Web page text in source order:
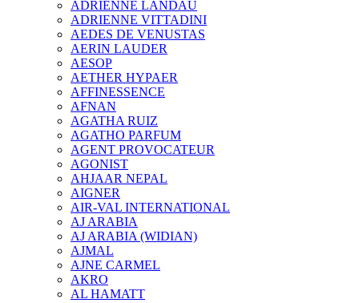
ADRIENNE LANDAU
ADRIENNE VITTADINI
AEDES DE VENUSTAS
AERIN LAUDER
AESOP
AETHER HYPAER
AFFINESSENCE
AFNAN
AGATHA RUIZ
AGATHO PARFUM
AGENT PROVOCATEUR
AGONIST
AHJAAR NEPAL
AIGNER
AIR-VAL INTERNATIONAL
AJ ARABIA
AJ ARABIA (WIDIAN)
AJMAL
AJNE CARMEL
AKRO
AL HAMATT